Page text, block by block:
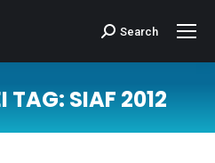
Cerca:Search
TAG:SIAF 2012